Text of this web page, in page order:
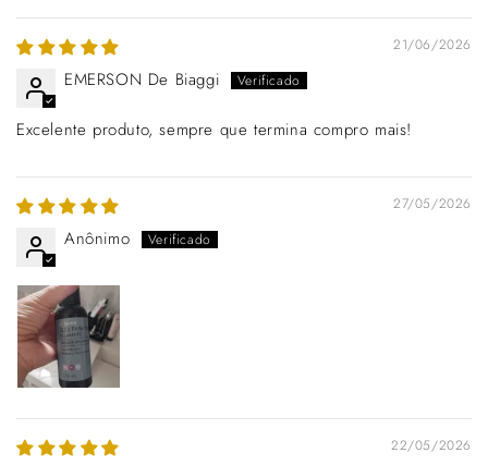
21/06/2026
EMERSON De Biaggi
Excelente produto, sempre que termina compro mais!
27/05/2026
Anônimo
22/05/2026